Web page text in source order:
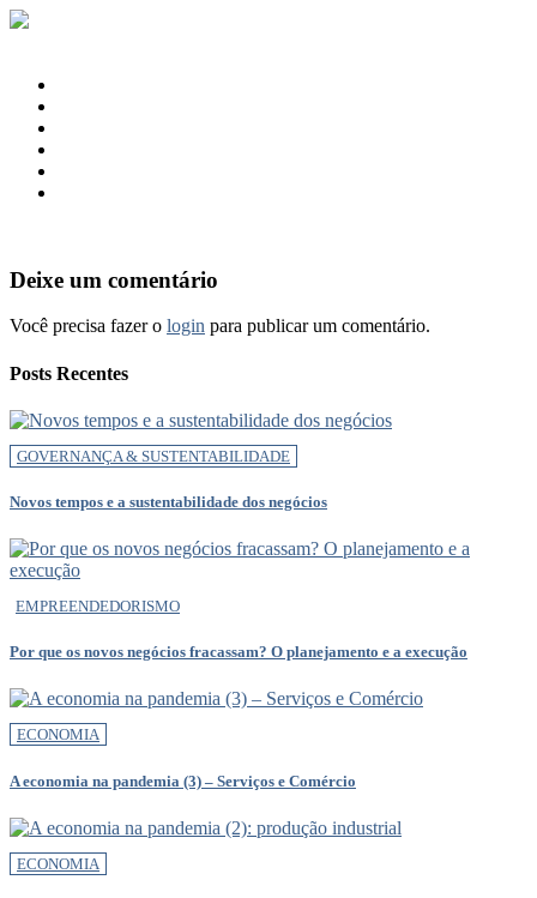
Deixe um comentário
Você precisa fazer o login para publicar um comentário.
Posts Recentes
GOVERNANÇA & SUSTENTABILIDADE
Novos tempos e a sustentabilidade dos negócios
EMPREENDEDORISMO
Por que os novos negócios fracassam? O planejamento e a execução
ECONOMIA
A economia na pandemia (3) – Serviços e Comércio
ECONOMIA